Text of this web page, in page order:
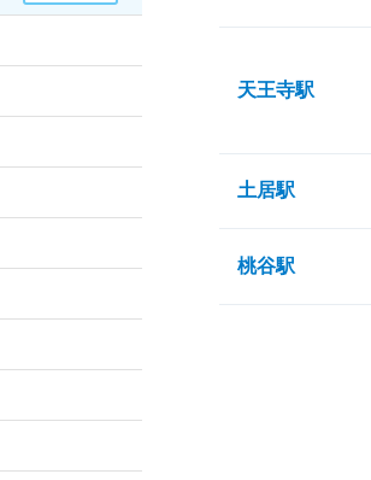
天王寺駅
土居駅
桃谷駅